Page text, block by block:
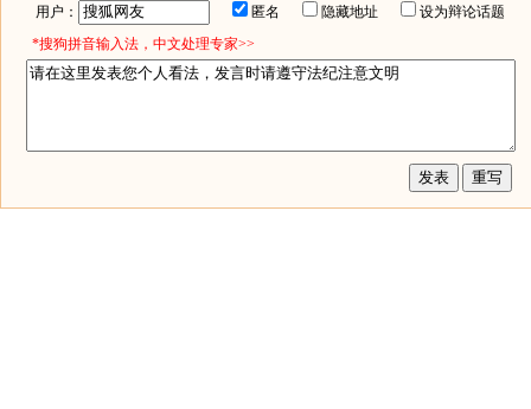
用户： 匿名 隐藏地址
设为辩论话题
*搜狗拼音输入法，中文处理专家>>